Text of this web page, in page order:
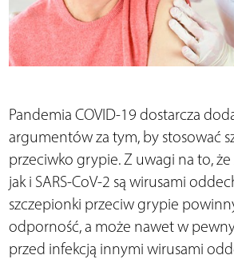
Pandemia COVID-19 dostarcza
argumentów za tym, by stosować
przeciwko grypie. Z uwagi na to,
jak i SARS-CoV-2 są wirusami
szczepionki przeciw grypie
odporność, a może nawet w
przed infekcją innymi wirusami